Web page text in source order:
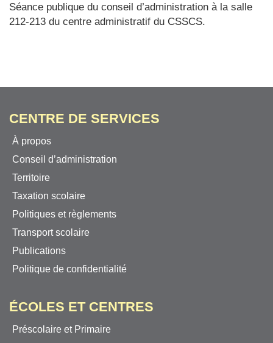
Séance publique du conseil d’administration à la salle
212-213 du centre administratif du CSSCS.
CENTRE DE SERVICES
À propos
Conseil d’administration
Territoire
Taxation scolaire
Politiques et règlements
Transport scolaire
Publications
Politique de confidentialité
ÉCOLES ET CENTRES
Préscolaire et Primaire